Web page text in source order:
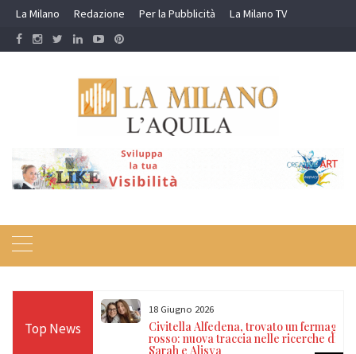
Skip
content
La Milano Redazione Per la Pubblicità La Milano TV
Top News
dopo 14
e
18 Giugno 2026
Civitella Alfedena, trovato un fermaglio
rosso: nuova traccia nelle ricerche di
Sarah e Alisya